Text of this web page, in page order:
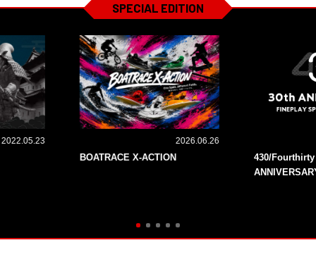
SPECIAL EDITION
2022.05.23 2026.06.26
BOATRACE X-ACTION
430/